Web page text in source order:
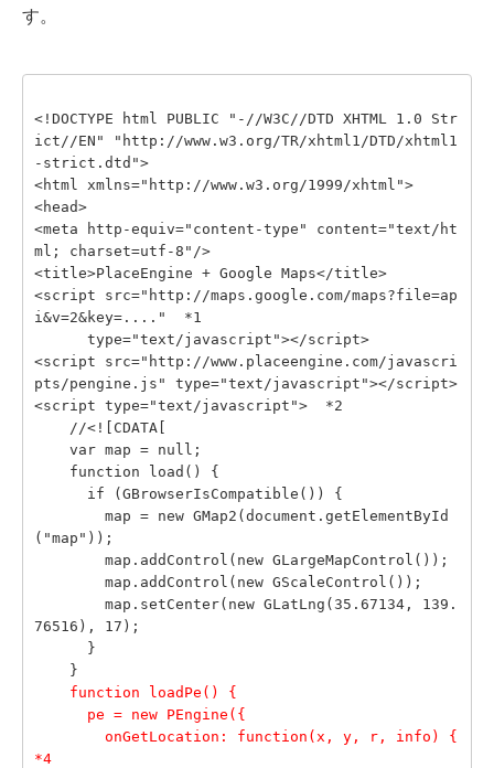
す。
<!DOCTYPE html PUBLIC "-//W3C//DTD XHTML 1.0 Str
ict//EN" "http://www.w3.org/TR/xhtml1/DTD/xhtml1
-strict.dtd">
<html xmlns="http://www.w3.org/1999/xhtml">
<head>
<meta http-equiv="content-type" content="text/ht
ml; charset=utf-8"/>
<title>PlaceEngine + Google Maps</title>
<script src="http://maps.google.com/maps?file=ap
i&v=2&key=...."  *1
      type="text/javascript"></script>
<script src="http://www.placeengine.com/javascri
pts/pengine.js" type="text/javascript"></script>
<script type="text/javascript">  *2
    //<![CDATA[
    var map = null;
    function load() {
      if (GBrowserIsCompatible()) {
("map"));
        map.addControl(new GLargeMapControl());
        map.addControl(new GScaleControl());
76516), 17);
      }
    }
function loadPe() {
      pe = new PEngine({
*4